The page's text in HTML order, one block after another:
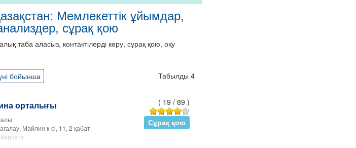
Мемлекеттік ұйымдар,
сұрақ қою
таба аласыз, контактілерді көру, сұрақ қою, оқу
бойынша Табылды 4
орталығы
Майлин к-сі, 11, 2 қабат
( 19 / 89 )
Сұрақ қою